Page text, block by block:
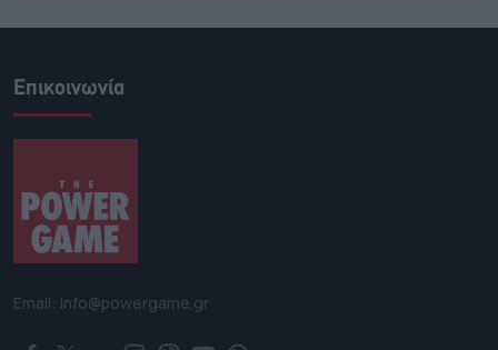
Επικοινωνία
Email: info@powergame.gr